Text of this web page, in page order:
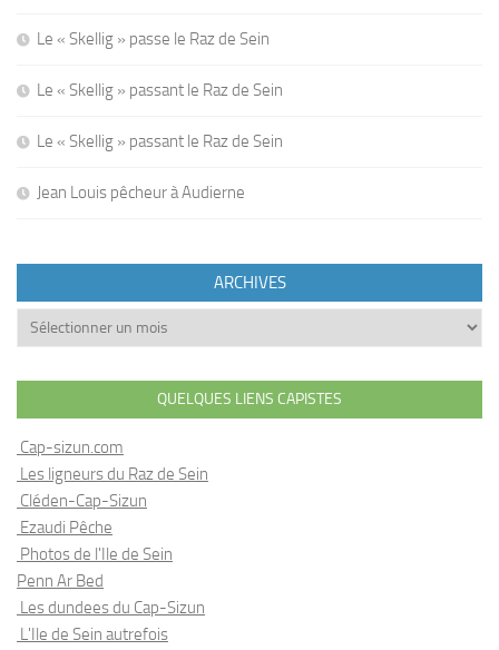
Le « Skellig » passe le Raz de Sein
Le « Skellig » passant le Raz de Sein
Le « Skellig » passant le Raz de Sein
Jean Louis pêcheur à Audierne
ARCHIVES
Archives
QUELQUES LIENS CAPISTES
Cap-sizun.com
Les ligneurs du Raz de Sein
Cléden-Cap-Sizun
Ezaudi Pêche
Photos de l'Ile de Sein
Penn Ar Bed
Les dundees du Cap-Sizun
L'Ile de Sein autrefois